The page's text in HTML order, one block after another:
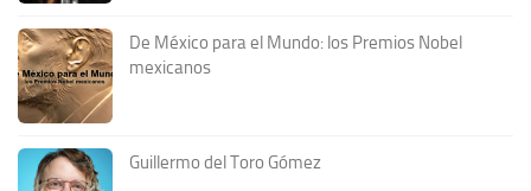
De México para el Mundo: los Premios Nobel
mexicanos
Guillermo del Toro Gómez